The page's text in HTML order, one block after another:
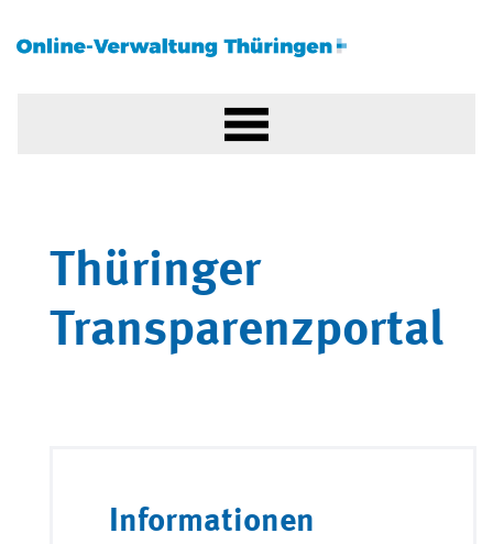
Thüringer
Transparenzportal
Informationen